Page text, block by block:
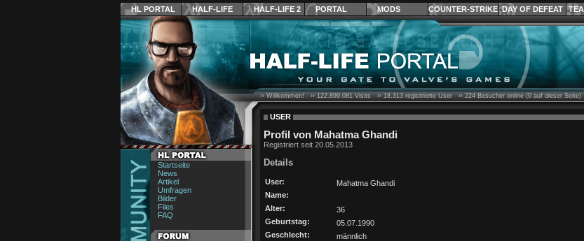
HL PORTAL HALF-LIFE HALF-LIFE 2 PORTAL MODS COUNTER-STRIKE DAY OF DEFEAT
Startseite
News
Artikel
Umfragen
Bilder
Files
FAQ
›› Willkommen! ››122.899.081Visits ››18.313registrierte User ››224Besucher online (0 auf dieser Seite)
USER
Profil von Mahatma Ghandi
Registriert seit 20.05.2013
Details
User:
Mahatma Ghandi
Name:
Alter:
36
Geburtstag:
05.07.1990
Geschlecht:
männlich